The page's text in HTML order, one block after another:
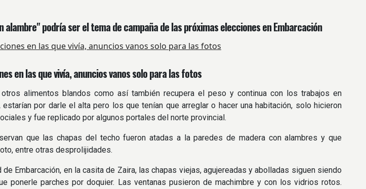
podría ser el tema de campaña de las próximas elecciones en Embarcación
en las que vivía, anuncios vanos solo para las fotos
alimentos blandos como así también recupera el peso y continua con los trabajos en
por darle el alta pero los que tenían que arreglar o hacer una habitación, solo hicieron
y fue replicado por algunos portales del norte provincial.
que las chapas del techo fueron atadas a la paredes de madera con alambres y que
entre otras desprolijidades.
Embarcación, en la casita de Zaira, las chapas viejas, agujereadas y abolladas siguen siendo
ponerle parches por doquier. Las ventanas pusieron de machimbre y con los vidrios rotos.